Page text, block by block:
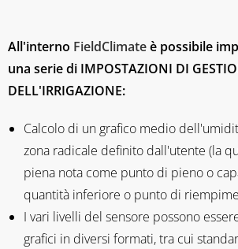
All'interno FieldClimateè possibile
una serie di IMPOSTAZIONI DI
DELL'IRRIGAZIONE:
Calcolo di un grafico medio
zona radicale definito dall'utente (la
piena nota come punto di pieno o
quantità inferiore o punto di
I vari livelli del sensore possono
grafici in diversi formati, tra cui